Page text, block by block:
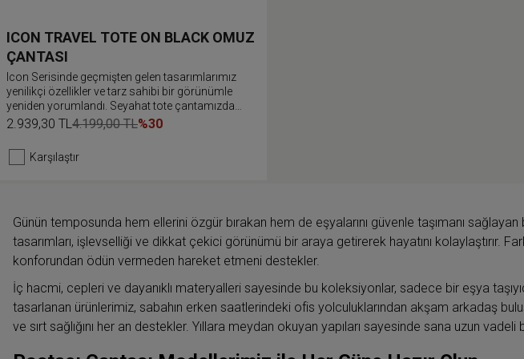
ICON TRAVEL TOTE ON BLACK OMUZ
ÇANTASI
Icon Serisinde geçmişten gelen tasarımlarımız
yenilikçi özellikler ve tarz sahibi bir görünümle
yeniden yorumlandı. Seyahat tote çantamızda
dahili dizüstü bilgisayar bölmesi ve yanda
şeklinde halka bulunur. Bu fermuarlı çantayı
valizine bağlamak için çekçek kayışını kullan.
2.939,30 TL4.199,00 TL%30
Karşılaştır
Günün temposunda hem ellerini özgür bırakan hem de eşyalarını güvenle taşımanı
tasarımları, işlevselliği ve dikkat çekici görünümü bir araya getirerek hayatını kolaylaştırır.
konforundan ödün vermeden hareket etmeni destekler.
İç hacmi, cepleri ve dayanıklı materyalleri sayesinde bu koleksiyonlar, sadece bir eşya
tasarlanan ürünlerimiz, sabahın erken saatlerindeki ofis yolculuklarından akşam arkadaş
ve sırt sağlığını her an destekler. Yıllara meydan okuyan yapıları sayesinde sana uzun vadeli